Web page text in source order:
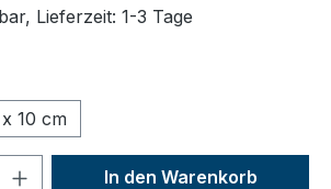
Lieferzeit: 1-3 Tage
x 10 cm
Gib den
In den Warenkorb